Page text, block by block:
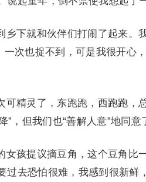
下就和伙伴们打闹了起来。我
次也捉不到，可是我很开心
精灵了，东跑跑，西跑跑，
，但我们也“善解人意”地同意
孩提议摘豆角，这个豆角比
过去恐怕很难，我感到很新鲜